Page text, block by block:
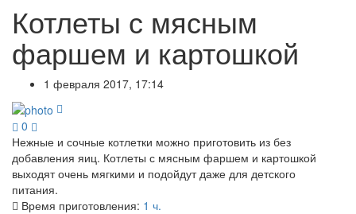
Котлеты с мясным
фаршем и картошкой
1 февраля 2017, 17:14
0
Нежные и сочные котлетки можно приготовить из без
добавления яиц. Котлеты с мясным фаршем и картошкой
выходят очень мягкими и подойдут даже для детского
питания.
Время приготовления: 1 ч.